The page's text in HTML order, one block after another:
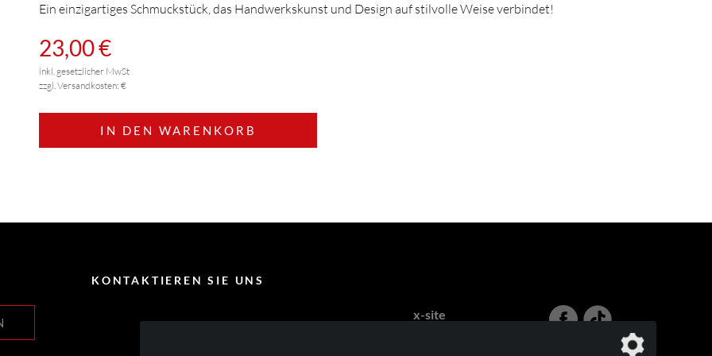
Ein einzigartiges Schmuckstück, das Handwerkskunst und Design auf stilvolle Weise verbindet!
23,00 €
inkl. gesetzlicher MwSt
zzgl. Versandkosten: €
IN DEN WARENKORB
KONTAKTIEREN SIE UNS
x-site